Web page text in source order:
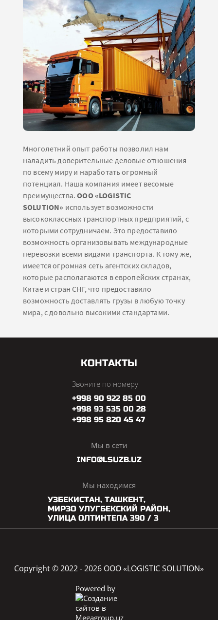
Многолетний опыт работы позволил нам
наладить доверительные деловые отношения
по всему миру и наработать огромный
потенциал. Наша компания имеет весомые
преимущества.ООО «LOGISTIC
SOLUTION» использует возможности
высококлассных транспортных предприятий, с
которыми сотрудничаем. Это предоставило
возможность организовывать международные
перевозки всеми видами транспорта. К тому же,
имеется огромная сеть агентских складов,
которые располагаются в европейских странах,
Китае и стран СНГ, что предоставило
возможность доставлять грузы в любую точку
мира, с довольно высокими стандартами.
КОНТАКТЫ
Звоните по номеру
+998 90 922 85 00
+998 93 535 00 28
+998 95 820 45 47
Мы в сети
INFO@LSUZB.UZ
Мы находимся
УЗБЕКИСТАН, ТАШКЕНТ,
МИРЗО УЛУГБЕКСКИЙ РАЙОН,
УЛИЦА ОЛТИНТЕПА 390 / 3
Copyright © 2022 - 2026 OOO «LOGISTIC SOLUTION»
Powered by